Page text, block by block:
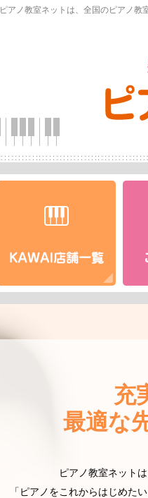
ピアノ教室ネットは、全国のピアノ教
充
最適な
ピアノ教室ネット
「ピアノをこれからはじめた